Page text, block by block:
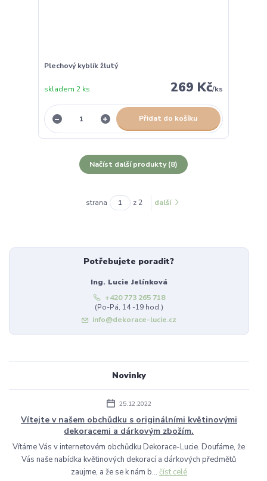
Plechový kyblík žlutý
269 Kč/ks
skladem 2 ks
Přidat do košíku
Načíst další produkty (8)
strana z 2 další
Potřebujete poradit?
Ing. Lucie Jelínková
+420 773 265 718
(Po-Pá, 14 -19 hod.)
info@dekorace-lucie.cz
Novinky
25.12.2022
Vítejte v našem obchůdku s originálními květinovými
dekoracemi a dárkovým zbožím.
Vítáme Vás v internetovém obchůdku Dekorace-Lucie. Doufáme, že
Vás naše nabídka květinových dekorací a dárkových předmětů
zaujme, a že se k nám b... číst celé